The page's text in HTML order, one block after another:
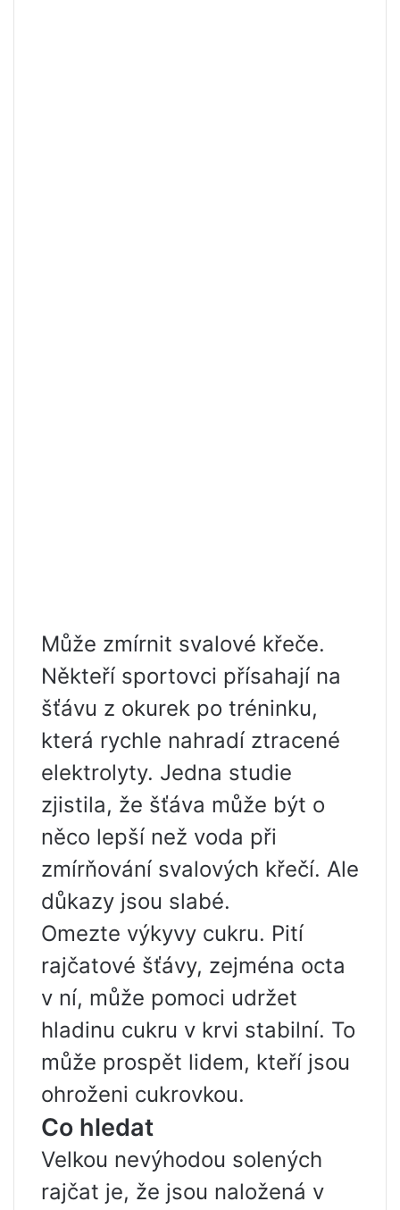
Může zmírnit svalové křeče.
Někteří sportovci přísahají na
šťávu z okurek po tréninku,
která rychle nahradí ztracené
elektrolyty. Jedna studie
zjistila, že šťáva může být o
něco lepší než voda při
zmírňování svalových křečí. Ale
důkazy jsou slabé.
Omezte výkyvy cukru. Pití
rajčatové šťávy, zejména octa
v ní, může pomoci udržet
hladinu cukru v krvi stabilní. To
může prospět lidem, kteří jsou
ohroženi cukrovkou.
Co hledat
Velkou nevýhodou solených
rajčat je, že jsou naložená v